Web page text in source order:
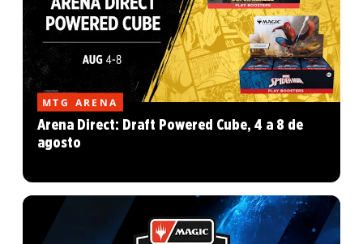
MTG ARENA
Arena Direct: Draft Powered Cube, 4 a 8 de
agosto